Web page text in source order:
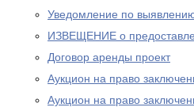
Уведомление по
ИЗВЕЩЕНИЕ о
Договор аренды проект
Аукцион на право
Аукцион на право